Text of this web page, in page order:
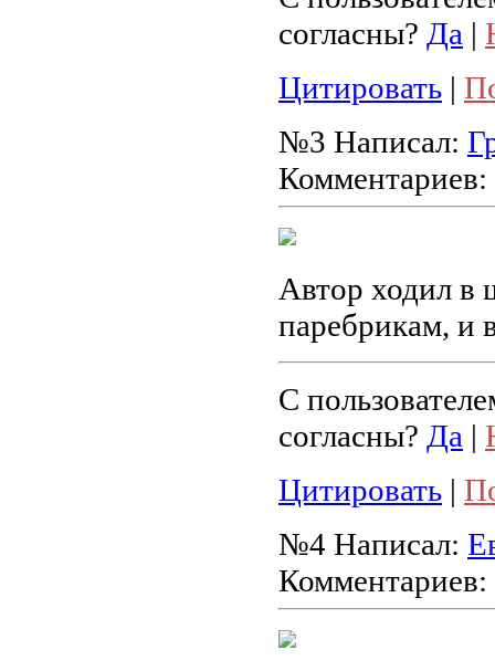
согласны? Да |
Цитировать |
№3 Написал:
Комментариев:
Автор ходил в
паребрикам, и
С
согласны? Да |
Цитировать |
№4 Написал:
Комментариев: